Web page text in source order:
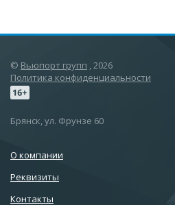
© Вьюпорт групп , 2026
Политика конфиденциальности
Брянск, ул. Фрунзе 60
О компании
Реквизиты
Контакты